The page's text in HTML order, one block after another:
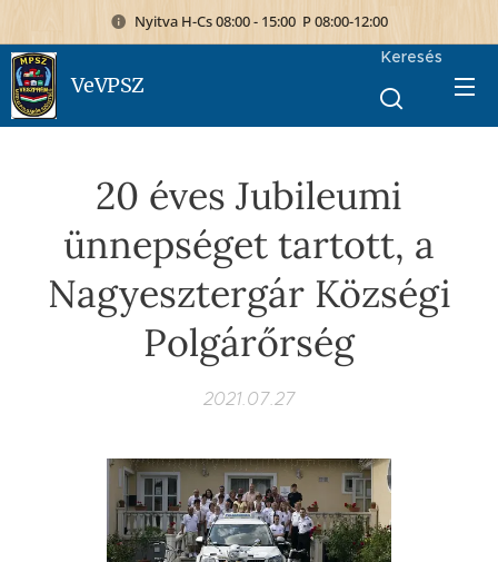
Nyitva H-Cs 08:00 - 15:00 P 08:00-12:00
VeVPSZ
Keresés
20 éves Jubileumi
ünnepséget tartott, a
Nagyesztergár Községi
Polgárőrség
2021.07.27